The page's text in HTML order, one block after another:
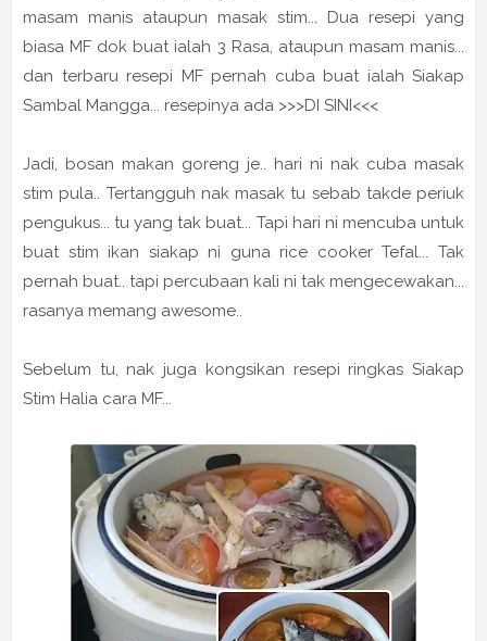
masam manis ataupun masak stim... Dua resepi yang
biasa MF dok buat ialah 3 Rasa, ataupun masam manis...
dan terbaru resepi MF pernah cuba buat ialah Siakap
Sambal Mangga... resepinya ada >>>DI SINI<<<
Jadi, bosan makan goreng je.. hari ni nak cuba masak
stim pula.. Tertangguh nak masak tu sebab takde periuk
pengukus... tu yang tak buat... Tapi hari ni mencuba untuk
buat stim ikan siakap ni guna rice cooker Tefal... Tak
pernah buat.. tapi percubaan kali ni tak mengecewakan...
rasanya memang awesome..
Sebelum tu, nak juga kongsikan resepi ringkas Siakap
Stim Halia cara MF...